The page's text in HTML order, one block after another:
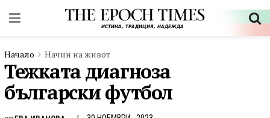
Начало Начин на живот
Тежката диагноза
български футбол